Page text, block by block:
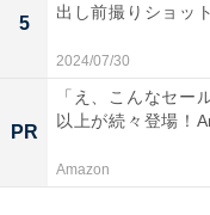
5
出し前撮りショッ
2024/07/30
PR
「え、こんなセー
以上が続々登場！
Amazon